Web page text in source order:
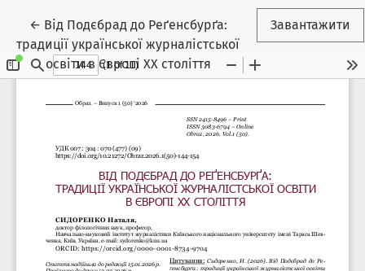
← Повернутися до подробиць статті
Від Подєбрад до Реґенсбурґа:
традиції української журналістської
освіти в Європі ХХ століття
Завантажити